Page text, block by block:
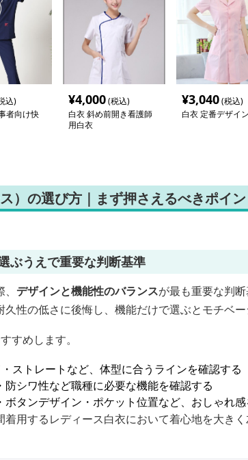
込)
者向け快
¥4,000(税込)
白衣 斜め前開き看護師
用白衣
¥3,040(税込)
白衣 定番デザイ
）の選び方｜まず押さえるべきポイン
ぶうえで重要な判断基準
デザインと機能性のバランスが最も重要な判断
性の低さに後悔し、機能だけで選ぶとモチベー
すめします。
ストレートなど、体型に合うラインを確認する
シワ性など職種に必要な機能を確認する
ボタンデザイン・ポケット位置など、おしゃれ
着用するレディース白衣において着心地を大き